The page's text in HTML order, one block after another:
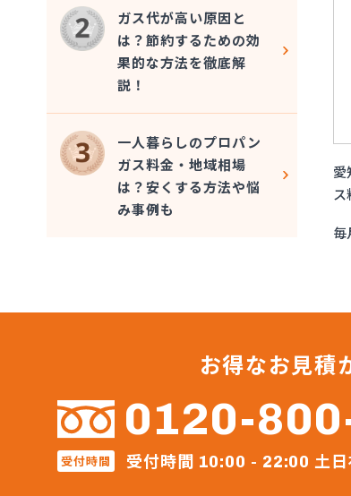
愛
ス
毎
ガス代が高い原因と
は？節約するための効
果的な方法を徹底解
説！
一人暮らしのプロパン
ガス料金・地域相場
は？安くする方法や悩
み事例も
お得なお見積
0120-
受付時間 受付時間 10:00 - 22:00 土